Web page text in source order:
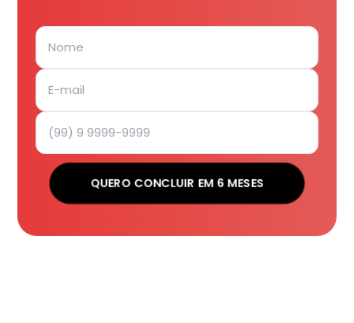
QUERO CONCLUIR EM 6 MESES